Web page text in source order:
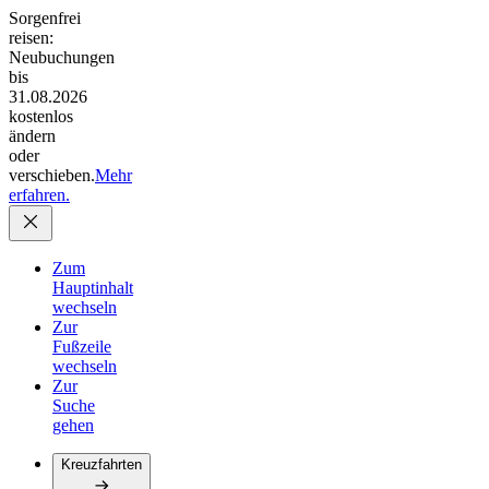
Sorgenfrei
reisen:
Neubuchungen
bis
31.08.2026
kostenlos
ändern
oder
verschieben.Mehr
erfahren.
Zum
Hauptinhalt
wechseln
Zur
Fußzeile
wechseln
Zur
Suche
gehen
Kreuzfahrten